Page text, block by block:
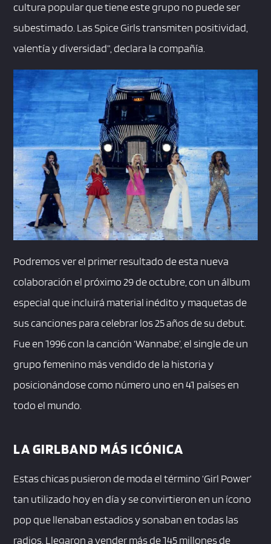
cultura popular que tiene este grupo no puede ser
subestimado. Las Spice Girls transmiten positividad,
valentía y diversidad”, declara la compañía.
Podremos ver el primer resultado de esta nueva
colaboración el próximo 29 de octubre, con un álbum
especial que incluirá material inédito y maquetas de
sus canciones para celebrar los 25 años de su debut.
Fue en 1996 con la canción ‘Wannabe’, el single de un
grupo femenino más vendido de la historia y
posicionándose como número uno en 41 países en
todo el mundo.
LA GIRLBAND MÁS ICÓNICA
Estas chicas pusieron de moda el término ‘Girl Power’
tan utilizado hoy en día y se convirtieron en un ícono
pop que llenaban estadios y sonaban en todas las
radios. Llegaron a vender más de 145 millones de